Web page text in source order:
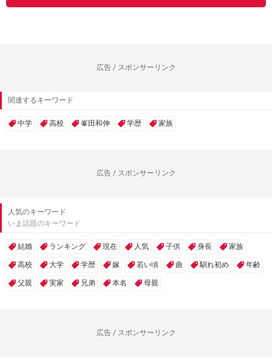
広告 / スポンサーリンク
関連するキーワード
中学 高校 峯田和伸 学歴 家族
広告 / スポンサーリンク
人気のキーワード
いま話題のキーワード
結婚 ランキング 現在 人気 子供 身長 家族
高校 大学 学歴 嫁 若い頃 曲 馴れ初め 年齢
父親 実家 兄弟 本名 母親
広告 / スポンサーリンク